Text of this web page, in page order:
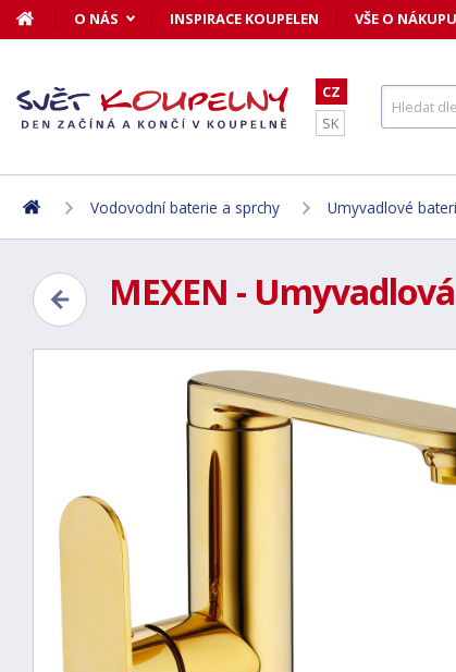
O NÁS INSPIRACE KOUPELEN VŠE O NÁKUPU
CZ
SK
Vodovodní baterie a sprchy Umyvadlové
MEXEN -